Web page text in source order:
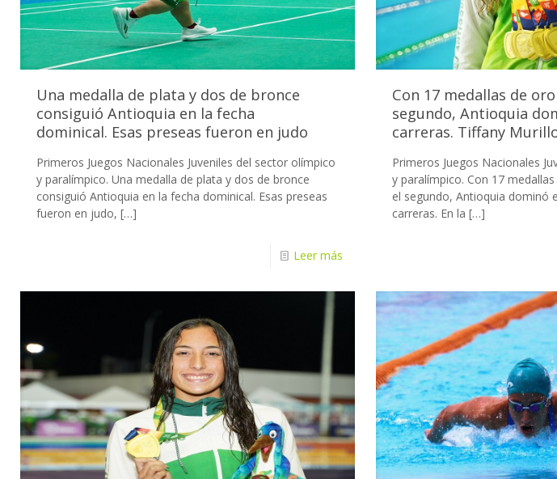
Una medalla de plata y dos de bronce
consiguió Antioquia en la fecha
dominical. Esas preseas fueron en judo
Primeros Juegos Nacionales Juveniles del sector olímpico
y paralímpico. Una medalla de plata y dos de bronce
consiguió Antioquia en la fecha dominical. Esas preseas
fueron en judo, […]
Leer más
Con 17 medallas de
segundo, Antioquia
carreras. Tiffany
Primeros Juegos Nacionales
y paralímpico. Con 17
el segundo, Antioquia dominó
carreras. En la […]